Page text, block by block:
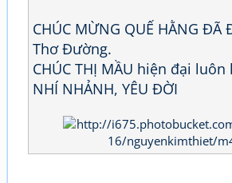
CHÚC MỪNG QUẾ HẰNG ĐÃ
Thơ Đường.
CHÚC THỊ MẦU hiện đại luôn
NHÍ NHẢNH, YÊU ĐỜI